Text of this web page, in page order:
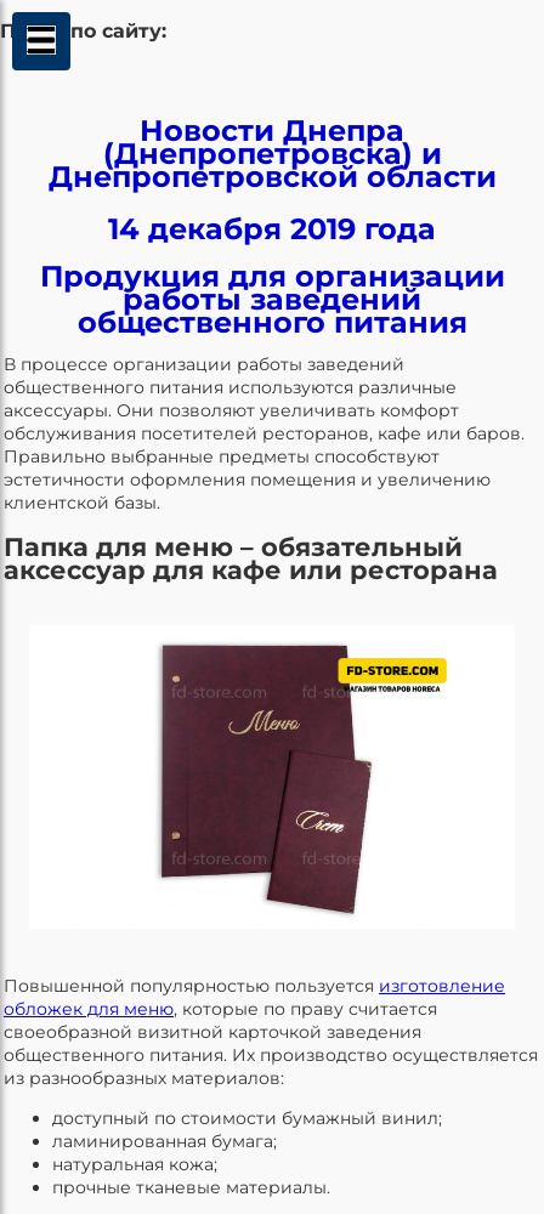
Поиск по сайту:
Новости Днепра
(Днепропетровска) и
Днепропетровской области
14 декабря 2019 года
Продукция для организации
работы заведений
общественного питания
В процессе организации работы заведений
общественного питания используются различные
аксессуары. Они позволяют увеличивать комфорт
обслуживания посетителей ресторанов, кафе или баров.
Правильно выбранные предметы способствуют
эстетичности оформления помещения и увеличению
клиентской базы.
Папка для меню – обязательный
аксессуар для кафе или ресторана
Повышенной популярностью пользуется изготовление
обложек для меню, которые по праву считается
своеобразной визитной карточкой заведения
общественного питания. Их производство осуществляется
из разнообразных материалов:
доступный по стоимости бумажный винил;
ламинированная бумага;
натуральная кожа;
прочные тканевые материалы.